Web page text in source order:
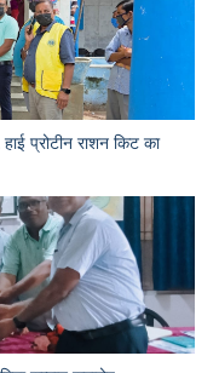
प्रोटीन राशन किट का